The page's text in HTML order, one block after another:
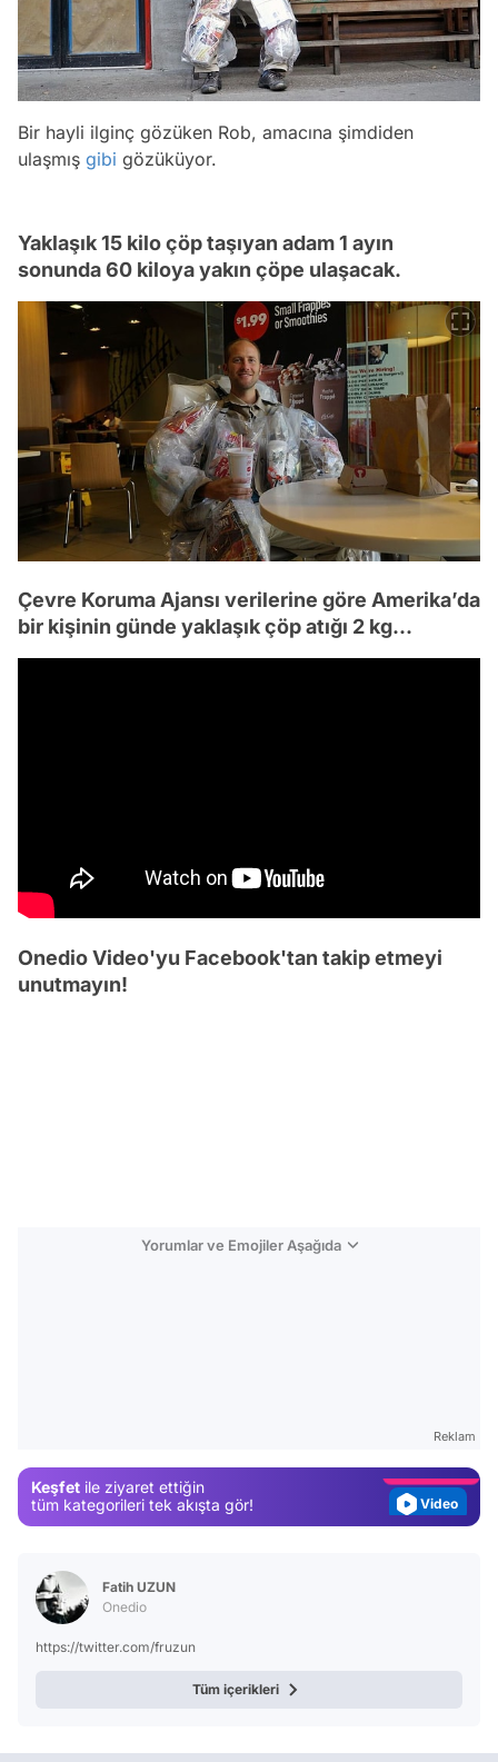
Bir hayli ilginç gözüken Rob, amacına şimdiden
ulaşmış gibi gözüküyor.
Yaklaşık 15 kilo çöp taşıyan adam 1 ayın
sonunda 60 kiloya yakın çöpe ulaşacak.
Çevre Koruma Ajansı verilerine göre Amerika’da
bir kişinin günde yaklaşık çöp atığı 2 kg...
Onedio Video'yu Facebook'tan takip etmeyi
unutmayın!
Yorumlar ve Emojiler Aşağıda
Reklam
Keşfet ile ziyaret ettiğin
tüm kategorileri tek akışta gör!
Video
Fatih UZUN
Onedio
https://twitter.com/fruzun
Tüm içerikleri